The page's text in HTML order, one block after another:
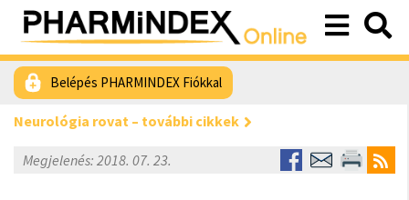
Belépés PHARMINDEX Fiókkal
Neurológia rovat – további cikkek
Megjelenés: 2018. 07. 23.